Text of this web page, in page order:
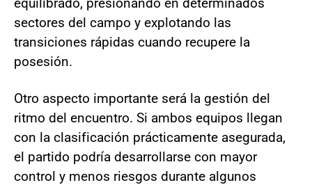
sectores del campo y explotando las
transiciones rápidas cuando recupere la
posesión.
Otro aspecto importante será la gestión del
ritmo del encuentro. Si ambos equipos llegan
con la clasificación prácticamente asegurada,
el partido podría desarrollarse con mayor
control y menos riesgos durante algunos